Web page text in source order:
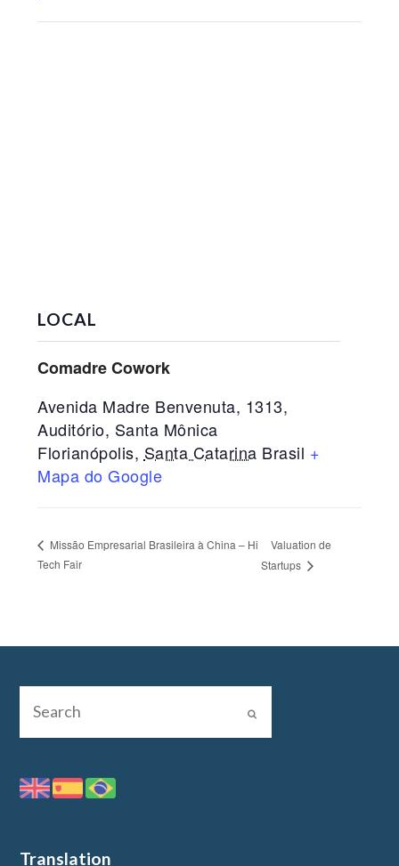
LOCAL
Comadre Cowork
Avenida Madre Benvenuta, 1313,
Auditório, Santa Mônica
Florianópolis, Santa Catarina Brasil +
Mapa do Google
Missão Empresarial Brasileira à China – Hi
Tech Fair
Valuation de
Startups
Translation